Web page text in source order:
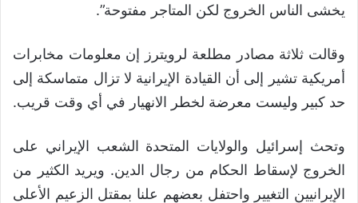
يخشى الناس الخروج لكن المتاجر مفتوحة”.
وقالت ثلاثة مصادر مطلعة لرويترز إن معلومات مخابرات
أمريكية تشير إلى أن القيادة الإيرانية لا تزال متماسكة إلى
حد كبير وليست معرضة لخطر الانهيار في أي وقت قريب.
وتحث إسرائيل والولايات المتحدة الشعب الإيراني على
الخروج لإسقاط الحكام من رجال الدين. ويريد الكثير من
الإيرانيين التغيير واحتفل بعضهم علنا بمقتل الزعيم الأعلى